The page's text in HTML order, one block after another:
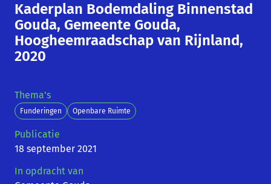
Kaderplan Bodemdaling Binnenstad
Gouda, Gemeente Gouda,
Hoogheemraadschap van Rijnland,
2020
Thema's
Funderingen Openbare Ruimte
Publicatie
18 september 2021
In opdracht van